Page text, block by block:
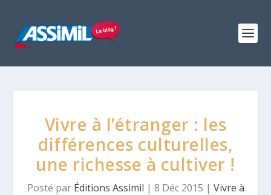
Vivre à l’étranger : les
différences culturelles,
une richesse à cultiver !
Posté par Éditions Assimil | 8 Déc 2015 | Vivre à